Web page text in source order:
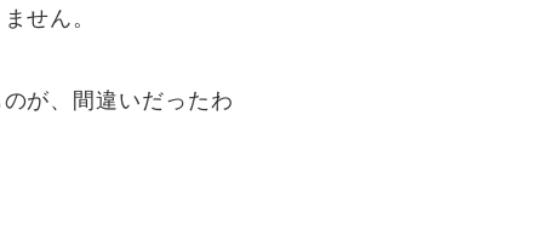
せん。
が、間違いだったわ